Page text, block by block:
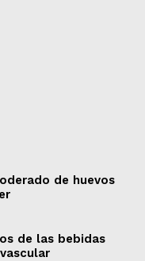
de huevos
de las bebidas